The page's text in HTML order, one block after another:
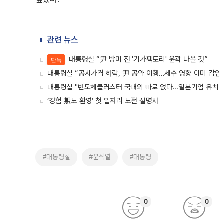
관련 뉴스
단독
대통령실 “尹 방미 전 '기가팩토리' 윤곽 나올 것”
대통령실 “공시가격 하락, 尹 공약 이행…세수 영향 이미 감
대통령실 "반도체클러스터 국내외 따로 없다...일본기업 유
‘경험 無도 환영’ 첫 일자리 도전 설명서
#대통령실 #윤석열 #대통령
0 0